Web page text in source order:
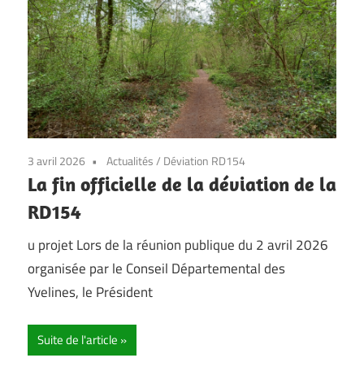
3 avril 2026 Actualités/ Déviation RD154
La fin officielle de la déviation de la
RD154
u projet Lors de la réunion publique du 2 avril 2026
organisée par le Conseil Départemental des
Yvelines, le Président
Suite de l'article